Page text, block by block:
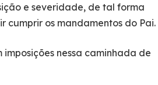
e severidade, de tal forma
cumprir os mandamentos do Pai.
nessa caminhada de